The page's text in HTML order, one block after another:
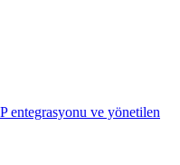
entegrasyonu ve yönetilen